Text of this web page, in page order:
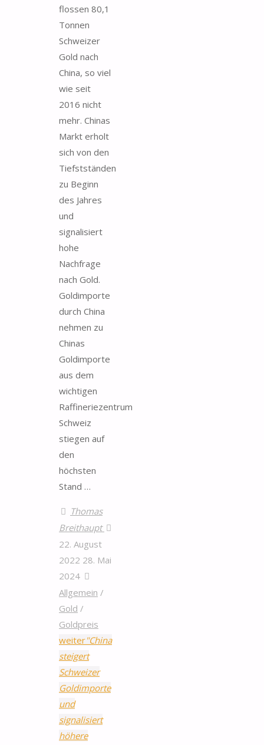
flossen 80,1
Tonnen
Schweizer
Gold nach
China, so viel
wie seit
2016 nicht
mehr. Chinas
Markt erholt
sich von den
Tiefstständen
zu Beginn
des Jahres
und
signalisiert
hohe
Nachfrage
nach Gold.
Goldimporte
durch China
nehmen zu
Chinas
Goldimporte
aus dem
wichtigen
Raffineriezentrum
Schweiz
stiegen auf
den
höchsten
Stand …
Thomas
Breithaupt
22. August
2022 28. Mai
2024
Allgemein /
Gold /
Goldpreis
weiter"China
steigert
Schweizer
Goldimporte
und
signalisiert
höhere